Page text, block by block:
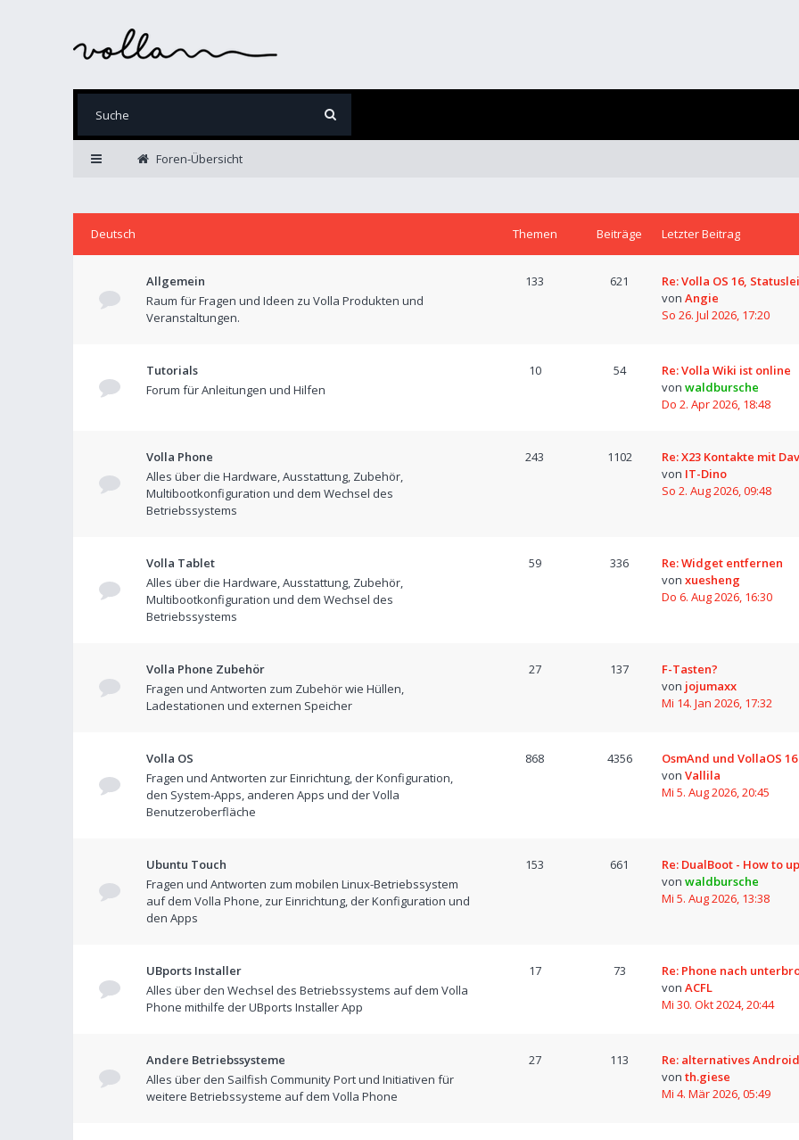
Foren-Übersicht
Deutsch Themen Beiträge Letzter Beitrag
Allgemein
Raum für Fragen und Ideen zu Volla Produkten und
Veranstaltungen.
133 621
Re: Volla OS 16,
von Angie
So 26. Jul 2026, 17:20
Tutorials
Forum für Anleitungen und Hilfen
10 54
Re: Volla Wiki ist online
von waldbursche
Do 2. Apr 2026, 18:48
Volla Phone
Alles über die Hardware, Ausstattung, Zubehör,
Multibootkonfiguration und dem Wechsel des
Betriebssystems
243 1102
Re: X23 Kontakte mit
von IT-Dino
So 2. Aug 2026, 09:48
Volla Tablet
Alles über die Hardware, Ausstattung, Zubehör,
Multibootkonfiguration und dem Wechsel des
Betriebssystems
59 336
Re: Widget entfernen
von xuesheng
Do 6. Aug 2026, 16:30
Volla Phone Zubehör
Fragen und Antworten zum Zubehör wie Hüllen,
Ladestationen und externen Speicher
27 137
F-Tasten?
von jojumaxx
Mi 14. Jan 2026, 17:32
Volla OS
Fragen und Antworten zur Einrichtung, der Konfiguration,
den System-Apps, anderen Apps und der Volla
Benutzeroberfläche
868 4356
OsmAnd und VollaOS 16
von Vallila
Mi 5. Aug 2026, 20:45
Ubuntu Touch
Fragen und Antworten zum mobilen Linux-Betriebssystem
auf dem Volla Phone, zur Einrichtung, der Konfiguration und
den Apps
153 661
Re: DualBoot - How to
von waldbursche
Mi 5. Aug 2026, 13:38
UBports Installer
Alles über den Wechsel des Betriebssystems auf dem Volla
Phone mithilfe der UBports Installer App
17 73
Re: Phone nach
von ACFL
Mi 30. Okt 2024, 20:44
Andere Betriebssysteme
Alles über den Sailfish Community Port und Initiativen für
weitere Betriebssysteme auf dem Volla Phone
27 113
Re: alternatives
von th.giese
Mi 4. Mär 2026, 05:49